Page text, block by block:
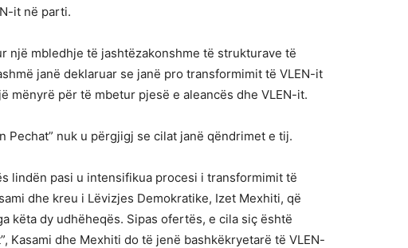
it në parti.
një mbledhje të jashtëzakonshme të strukturave të
janë deklaruar se janë pro transformimit të VLEN-it
mënyrë për të mbetur pjesë e aleancës dhe VLEN-it.
Pechat” nuk u përgjigj se cilat janë qëndrimet e tij.
lindën pasi u intensifikua procesi i transformimit të
dhe kreu i Lëvizjes Demokratike, Izet Mexhiti, që
këta dy udhëheqës. Sipas ofertës, e cila siç është
Kasami dhe Mexhiti do të jenë bashkëkryetarë të VLEN-